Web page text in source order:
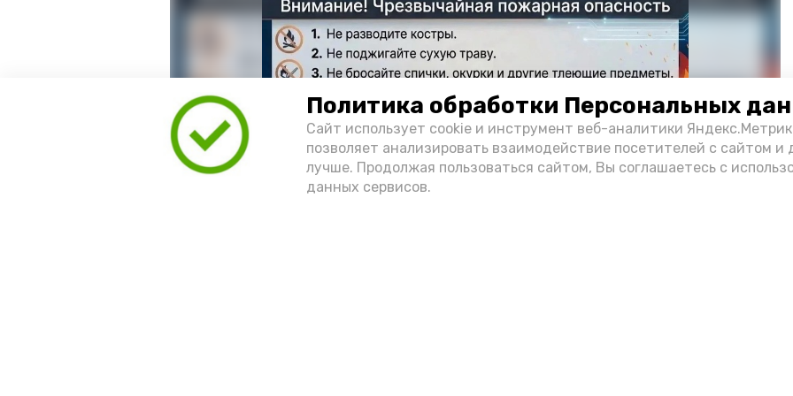
Политика обработки Персональных
Сайт использует cookie и инструмент веб-аналитики
позволяет анализировать взаимодействие посетителей с сайтом и
лучше. Продолжая пользоваться сайтом, Вы соглашаетесь с
данных сервисов.